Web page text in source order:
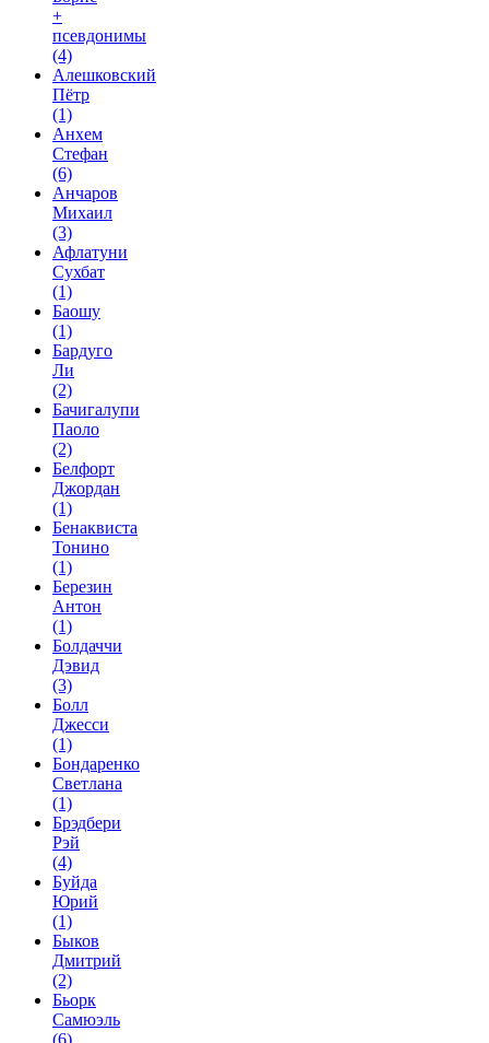
+
псевдонимы
(4)
Алешковский
Пётр
(1)
Анхем
Стефан
(6)
Анчаров
Михаил
(3)
Афлатуни
Сухбат
(1)
Баошу
(1)
Бардуго
Ли
(2)
Бачигалупи
Паоло
(2)
Белфорт
Джордан
(1)
Бенаквиста
Тонино
(1)
Березин
Антон
(1)
Болдаччи
Дэвид
(3)
Болл
Джесси
(1)
Бондаренко
Светлана
(1)
Брэдбери
Рэй
(4)
Буйда
Юрий
(1)
Быков
Дмитрий
(2)
Бьорк
Самюэль
(6)